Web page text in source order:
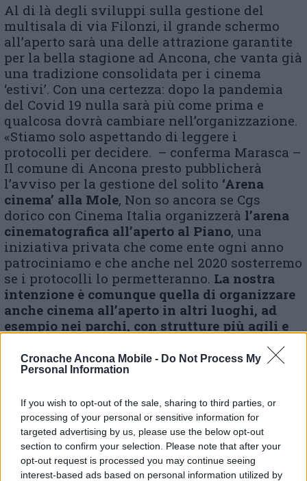
Cronache Ancona Mobile - Do Not Process My
Personal Information
If you wish to opt-out of the sale, sharing to third parties, or
processing of your personal or sensitive information for
targeted advertising by us, please use the below opt-out
section to confirm your selection. Please note that after your
opt-out request is processed you may continue seeing
interest-based ads based on personal information utilized by
Al di là degli sviluppi sulla gestione del
multisala di via Filonzi, il grande schermo
all’aperto sarà una delle attrazione garantite
per la bella stagione ad Ancona, che vanta già
una tradizione consolidata per i cinema
‘estivi’. Con una certezza: dopo la pandemia
del Covid 19 nulla sarà più come prima e
qualcosa dovrà cambiare nell’organizzazione.
«Stiamo solo aspettando di leggere i
protocolli per decidere. – conferma Marasca –
Il comune di Ancona presto pubblicherà
l’avviso per la gestione del solito ‘Arena
cinema’ alla Mole, Non so ancora se Cgs
dorico con Cinema Italia organizzerà l’arena
cinematografica all’aperto al Piano, una
iniziativa privata che come ente ogni anno
patrociniamo e che anche nel 2020 sosterremo
se i protocolli lo permetteranno. La nostra
intenzione è comunque quella di organizzare
anche cinema all’aperto in altri luoghi, ad
esempio nei parchi, con strutture più agili e
che magari hanno meno attrazioni, proprio
per garantire una diffusione più capillare
confrontato con l’assessore di Bologna che sta
inseguendo lo stesso principio: organizzare
attività culturali nei parchi che possono
diventare luoghi accoglienti sia di giorno che
di sera».